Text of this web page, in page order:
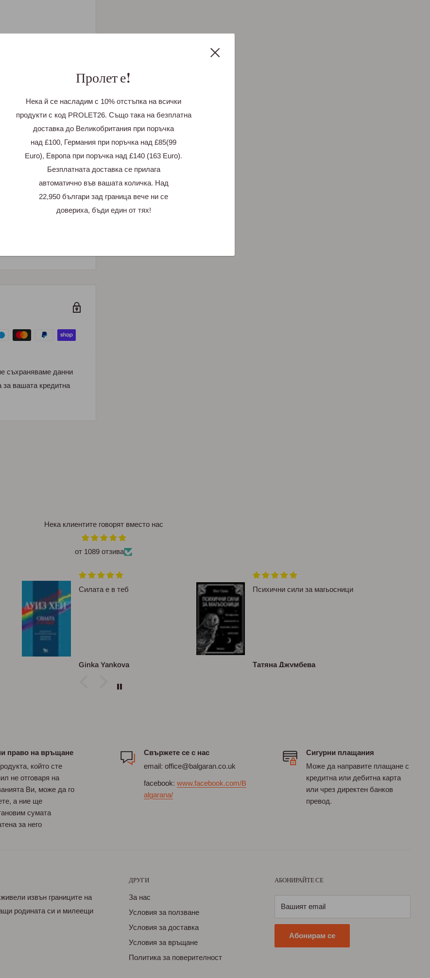
Пролет е!
Нека й се насладим с 10% отстъпка на всички
продукти с код PROLET26. Също така на безплатна
доставка до Великобритания при поръчка
над £100, Германия при поръчка над £85(99
Euro), Европа при поръчка над £140 (163 Euro).
Безплатната доставка се прилага
автоматично във вашата количка. Над
22,950 българи зад граница вече ни се
довериха, бъди един от тях!
съхраняваме данни
за вашата кредитна
Нека клиентите говорят вместо нас
от 1089 отзива
Силата е в теб
Ginka Yankova
Психични сили за магьосници
Татяна Джумбева
право на връщане
който сте
не отговаря на
Ви, може да го
а ние ще
сумата
за него
Свържете се с нас
email: office@balgaran.co.uk
facebook: www.facebook.com/B
algarana/
Сигурни плащания
Може да направите плащане с
кредитна или дебитна карта
или чрез директен банков
превод.
извън границите на
родината си и милеещи
ДРУГИ
За нас
Условия за ползване
Условия за доставка
Условия за връщане
Политика за поверителност
АБОНИРАЙТЕ СЕ
Вашият email
Абонирам се